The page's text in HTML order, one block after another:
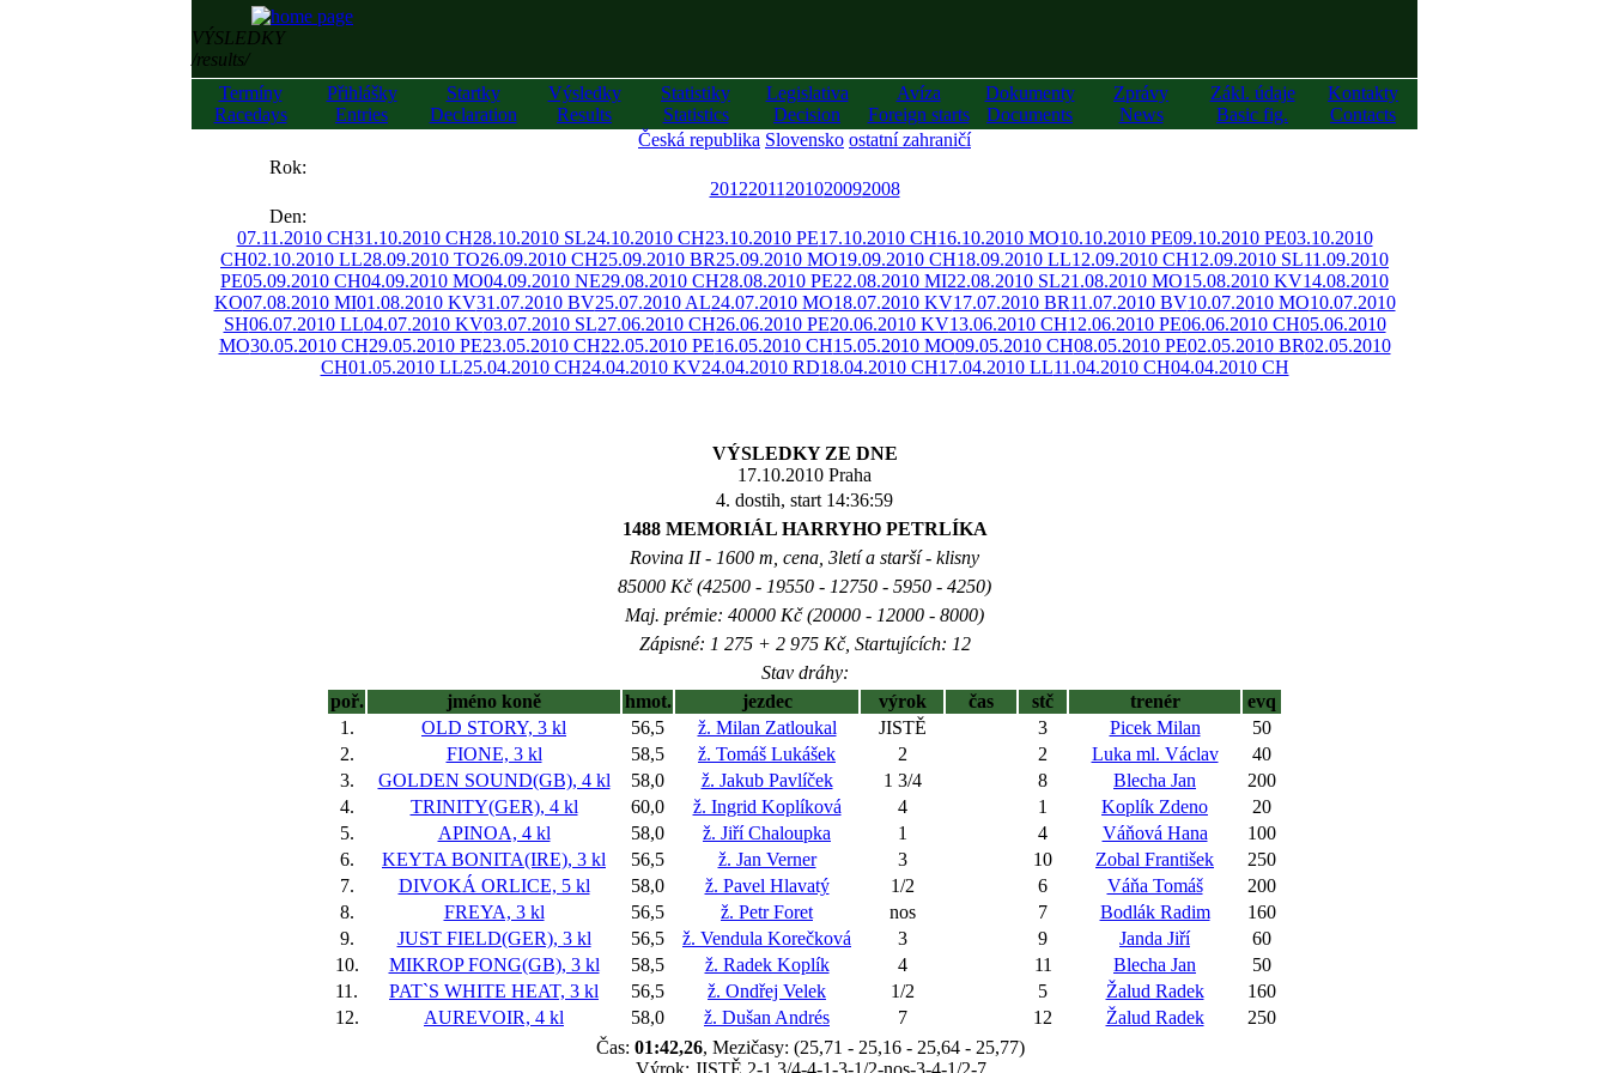
VÝSLEDKY
/results/
Termíny
Racedays
Přihlášky
Entries
Startky
Declaration
Výsledky
Results
Statistiky
Statistics
Legislativa
Decision
Avíza
Foreign starts
Dokumenty
Documents
Zprávy
News
Zákl. údaje
Basic fig.
Kontakty
Contacts
Česká republika Slovensko ostatní zahraničí
Rok:
20122011 201020092008
Den:
07.11.2010 CH31.10.2010 CH28.10.2010 SL24.10.2010 CH23.10.2010 PE17.10.2010 CH16.10.2010 MO10.10.2010 PE09.10.2010 PE03.10.2010
CH02.10.2010 LL28.09.2010 TO26.09.2010 CH25.09.2010 BR25.09.2010 MO19.09.2010 CH18.09.2010 LL12.09.2010 CH12.09.2010 SL11.09.2010
PE05.09.2010 CH04.09.2010 MO04.09.2010 NE29.08.2010 CH28.08.2010 PE22.08.2010 MI22.08.2010 SL21.08.2010 MO15.08.2010 KV14.08.2010
KO07.08.2010 MI01.08.2010 KV31.07.2010 BV25.07.2010 AL24.07.2010 MO18.07.2010 KV17.07.2010 BR11.07.2010 BV10.07.2010 MO10.07.2010
SH06.07.2010 LL04.07.2010 KV03.07.2010 SL27.06.2010 CH26.06.2010 PE20.06.2010 KV13.06.2010 CH12.06.2010 PE06.06.2010 CH05.06.2010
MO30.05.2010 CH29.05.2010 PE23.05.2010 CH22.05.2010 PE16.05.2010 CH15.05.2010 MO09.05.2010 CH08.05.2010 PE02.05.2010 BR02.05.2010
CH01.05.2010 LL25.04.2010 CH24.04.2010 KV24.04.2010 RD18.04.2010 CH17.04.2010 LL11.04.2010 CH04.04.2010 CH
VÝSLEDKY ZE DNE
17.10.2010 Praha
4. dostih, start 14:36:59
1488 MEMORIÁL HARRYHO PETRLÍKA
Rovina II - 1600 m, cena, 3letí a starší - klisny
85000 Kč (42500 - 19550 - 12750 - 5950 - 4250)
Maj. prémie: 40000 Kč (20000 - 12000 - 8000)
Zápisné: 1 275 + 2 975 Kč, Startujících: 12
Stav dráhy:
poř.
jméno koně hmot. jezdec výrok čas stč trenér
evq
1.
OLD STORY, 3 kl 56,5 ž. Milan Zatloukal JISTĚ 3 Picek Milan
50
2.
FIONE, 3 kl 58,5 ž. Tomáš Lukášek 2 2 Luka ml. Václav
40
3.
GOLDEN SOUND(GB), 4 kl 58,0 ž. Jakub Pavlíček 1 3/4 8 Blecha Jan
200
4.
TRINITY(GER), 4 kl 60,0 ž. Ingrid Koplíková 4 1 Koplík Zdeno
20
5.
APINOA, 4 kl 58,0 ž. Jiří Chaloupka 1 4 Váňová Hana
100
6.
KEYTA BONITA(IRE), 3 kl 56,5 ž. Jan Verner 3 10 Zobal František
250
7.
DIVOKÁ ORLICE, 5 kl 58,0 ž. Pavel Hlavatý 1/2 6 Váňa Tomáš
200
8.
FREYA, 3 kl 56,5 ž. Petr Foret nos 7 Bodlák Radim
160
9.
JUST FIELD(GER), 3 kl 56,5 ž. Vendula Korečková 3 9 Janda Jiří
60
10.
MIKROP FONG(GB), 3 kl 58,5 ž. Radek Koplík 4 11 Blecha Jan
50
11.
PAT`S WHITE HEAT, 3 kl 56,5 ž. Ondřej Velek 1/2 5 Žalud Radek
160
12.
AUREVOIR, 4 kl 58,0 ž. Dušan Andrés 7 12 Žalud Radek
250
Čas: 01:42,26, Mezičasy: (25,71 - 25,16 - 25,64 - 25,77)
Výrok: JISTĚ 2-1 3/4-4-1-3-1/2-nos-3-4-1/2-7